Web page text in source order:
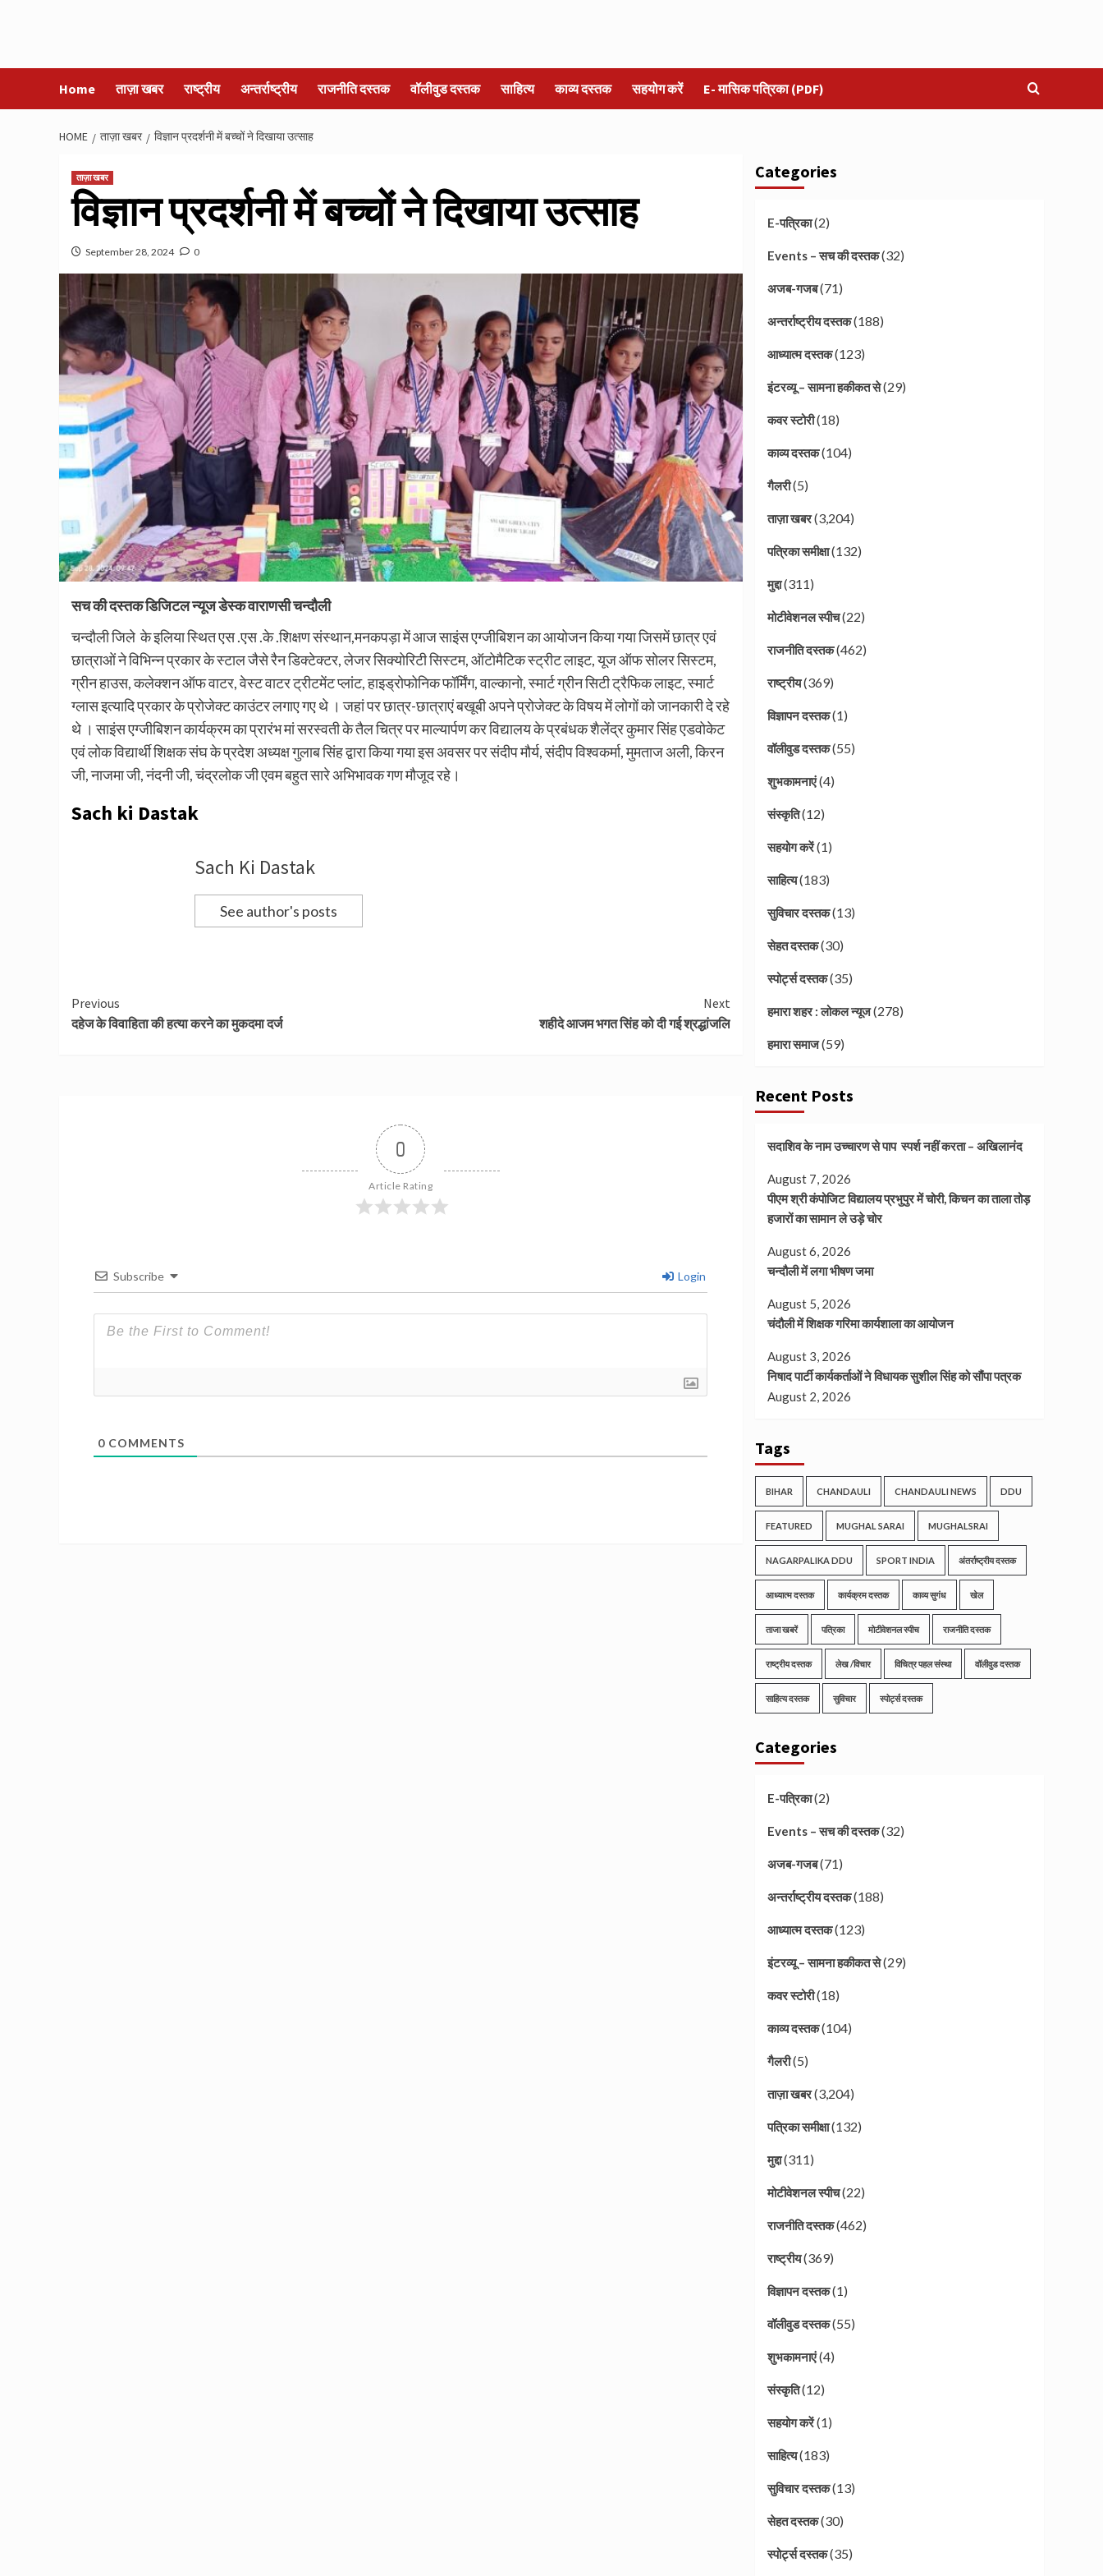
Home ताज़ा खबर राष्ट्रीय अन्तर्राष्ट्रीय राजनीति दस्तक वॉलीवुड दस्तक साहित्य काव्य दस्तक सहयोग करें E- मासिक पत्रिका (PDF)
HOME ताज़ा खबर विज्ञान प्रदर्शनी में बच्चों ने दिखाया उत्साह
ताज़ा खबर
विज्ञान प्रदर्शनी में बच्चों ने दिखाया उत्साह
September 28, 2024 0
सच की दस्तक डिजिटल न्यूज डेस्क वाराणसी चन्दौली
चन्दौली जिले के इलिया स्थित एस .एस .के .शिक्षण संस्थान,मनकपड़ा में आज साइंस एग्जीबिशन का आयोजन किया गया जिसमें छात्र एवं
छात्राओं ने विभिन्न प्रकार के स्टाल जैसे रैन डिक्टेक्टर, लेजर सिक्योरिटी सिस्टम, ऑटोमैटिक स्ट्रीट लाइट, यूज ऑफ सोलर सिस्टम,
ग्रीन हाउस, कलेक्शन ऑफ वाटर, वेस्ट वाटर ट्रीटमेंट प्लांट, हाइड्रोफोनिक फॉर्मिंग, वाल्कानो, स्मार्ट ग्रीन सिटी ट्रैफिक लाइट, स्मार्ट
ग्लास इत्यादि प्रकार के प्रोजेक्ट काउंटर लगाए गए थे । जहां पर छात्र-छात्राएं बखूबी अपने प्रोजेक्ट के विषय में लोगों को जानकारी दे रहे
थे । साइंस एग्जीबिशन कार्यक्रम का प्रारंभ मां सरस्वती के तैल चित्र पर माल्यार्पण कर विद्यालय के प्रबंधक शैलेंद्र कुमार सिंह एडवोकेट
एवं लोक विद्यार्थी शिक्षक संघ के प्रदेश अध्यक्ष गुलाब सिंह द्वारा किया गया इस अवसर पर संदीप मौर्य, संदीप विश्वकर्मा, मुमताज अली, किरन
जी, नाजमा जी, नंदनी जी, चंद्रलोक जी एवम बहुत सारे अभिभावक गण मौजूद रहे।
Sach ki Dastak
Sach Ki Dastak
See author's posts
Continue
Reading
Previous
दहेज के विवाहिता की हत्या करने का मुकदमा दर्ज
Next
शहीदे आजम भगत सिंह को दी गई श्रद्धांजलि
0
Article Rating
Subscribe Login
0 COMMENTS
Categories
E-पत्रिका(2)
Events – सच की दस्तक(32)
अजब-गजब(71)
अन्तर्राष्ट्रीय दस्तक(188)
आध्यात्म दस्तक(123)
इंटरव्यू – सामना हकीकत से(29)
कवर स्टोरी(18)
काव्य दस्तक(104)
गैलरी(5)
ताज़ा खबर(3,204)
पत्रिका समीक्षा(132)
मुद्दा(311)
मोटीवेशनल स्पीच(22)
राजनीति दस्तक(462)
राष्ट्रीय(369)
विज्ञापन दस्तक(1)
वॉलीवुड दस्तक(55)
शुभकामनाएं(4)
संस्कृति(12)
सहयोग करें(1)
साहित्य(183)
सुविचार दस्तक(13)
सेहत दस्तक(30)
स्पोर्ट्स दस्तक(35)
हमारा शहर : लोकल न्यूज(278)
हमारा समाज(59)
Recent Posts
सदाशिव के नाम उच्चारण से पाप स्पर्श नहीं करता – अखिलानंद
August 7, 2026
पीएम श्री कंपोजिट विद्यालय प्रभुपुर में चोरी, किचन का ताला तोड़
हजारों का सामान ले उड़े चोर
August 6, 2026
चन्दौली में लगा भीषण जमा
August 5, 2026
चंदौली में शिक्षक गरिमा कार्यशाला का आयोजन
August 3, 2026
निषाद पार्टी कार्यकर्ताओं ने विधायक सुशील सिंह को सौंपा पत्रक
August 2, 2026
Tags
BIHAR CHANDAULI CHANDAULI NEWS DDU
FEATURED MUGHAL SARAI MUGHALSRAI
NAGARPALIKA DDU SPORT INDIA अंतर्राष्ट्रीय दस्तक
आध्यात्म दस्तक कार्यक्रम दस्तक काव्य सुगंध खेल
ताजा खबरें पत्रिका मोटीवेशनल स्पीच राजनीति दस्तक
राष्ट्रीय दस्तक लेख /विचार विचित्र पहल संस्था वॉलीवुड दस्तक
साहित्य दस्तक सुविचार स्पोर्ट्स दस्तक
Categories
E-पत्रिका(2)
Events – सच की दस्तक(32)
अजब-गजब(71)
अन्तर्राष्ट्रीय दस्तक(188)
आध्यात्म दस्तक(123)
इंटरव्यू – सामना हकीकत से(29)
कवर स्टोरी(18)
काव्य दस्तक(104)
गैलरी(5)
ताज़ा खबर(3,204)
पत्रिका समीक्षा(132)
मुद्दा(311)
मोटीवेशनल स्पीच(22)
राजनीति दस्तक(462)
राष्ट्रीय(369)
विज्ञापन दस्तक(1)
वॉलीवुड दस्तक(55)
शुभकामनाएं(4)
संस्कृति(12)
सहयोग करें(1)
साहित्य(183)
सुविचार दस्तक(13)
सेहत दस्तक(30)
स्पोर्ट्स दस्तक(35)